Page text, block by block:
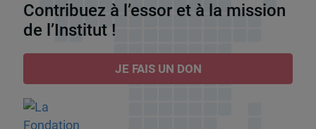
Contribuez à l’essor et à la mission
de l’Institut !
JE FAIS UN DON